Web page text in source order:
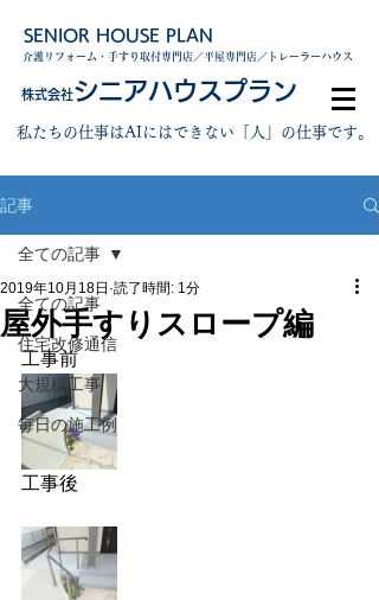
SENIOR HOUSE PLAN
介護リフォーム・手すり取付専門店／平屋専門店／トレーラーハウス
株式会社シニアハウスプラン
私たちの仕事はAIにはできない「人」の仕事です。
記事
全ての記事
住宅改修通信
大規模工事
毎日の施工例
全ての記事
屋外手すりスロープ編
2019年10月18日 読了時間: 1分
工事前
工事後